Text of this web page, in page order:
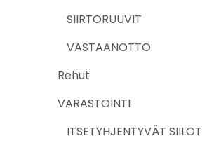
SIIRTORUUVIT
VASTAANOTTO
Rehut
VARASTOINTI
ITSETYHJENTYVÄT SIILOT